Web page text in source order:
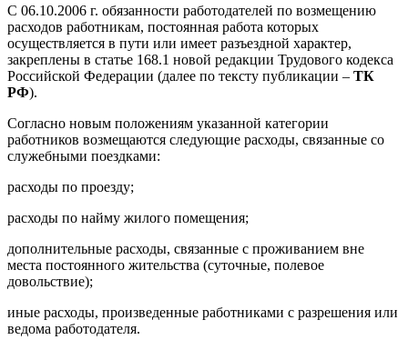
С 06.10.2006 г. обязанности работодателей по возмещению
расходов работникам, постоянная работа которых
осуществляется в пути или имеет разъездной характер,
закреплены в статье 168.1 новой редакции Трудового кодекса
Российской Федерации (далее по тексту публикации – ТК
РФ).
Согласно новым положениям указанной категории
работников возмещаются следующие расходы, связанные со
служебными поездками:
расходы по проезду;
расходы по найму жилого помещения;
дополнительные расходы, связанные с проживанием вне
места постоянного жительства (суточные, полевое
довольствие);
иные расходы, произведенные работниками с разрешения или
ведома работодателя.